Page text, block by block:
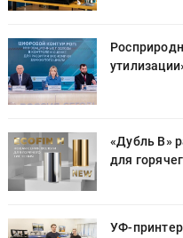
«Дубль В»
для
УФ-